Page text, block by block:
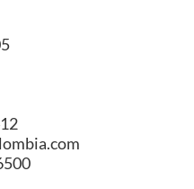
su regreso a los